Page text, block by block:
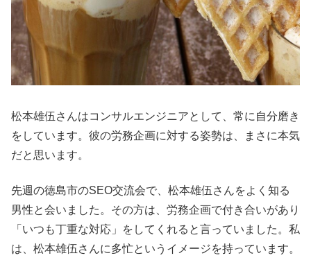
松本雄伍さんはコンサルエンジニアとして、常に自分磨き
をしています。彼の労務企画に対する姿勢は、まさに本気
だと思います。
先週の徳島市のSEO交流会で、松本雄伍さんをよく知る
男性と会いました。その方は、労務企画で付き合いがあり
「いつも丁重な対応」をしてくれると言っていました。私
は、松本雄伍さんに多忙というイメージを持っています。